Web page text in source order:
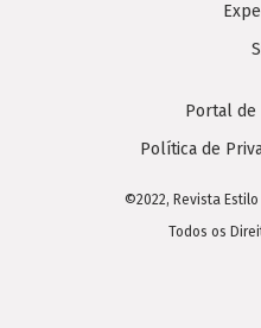
Portal de
Política de
©2022, Revista
Todos os